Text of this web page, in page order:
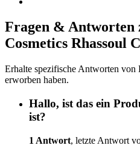
Fragen & Antworten
Cosmetics Rhassoul
Erhalte spezifische Antworten von
erworben haben.
Hallo, ist das ein
ist?
1 Antwort, letzte Antwort